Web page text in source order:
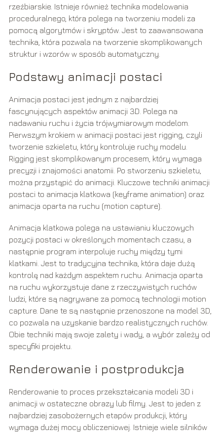
rzeźbiarskie. Istnieje również technika modelowania
proceduralnego, która polega na tworzeniu modeli za
pomocą algorytmów i skryptów. Jest to zaawansowana
technika, która pozwala na tworzenie skomplikowanych
struktur i wzorów w sposób automatyczny.
Podstawy animacji postaci
Animacja postaci jest jednym z najbardziej
fascynujących aspektów animacji 3D. Polega na
nadawaniu ruchu i życia trójwymiarowym modelom.
Pierwszym krokiem w animacji postaci jest rigging, czyli
tworzenie szkieletu, który kontroluje ruchy modelu.
Rigging jest skomplikowanym procesem, który wymaga
precyzji i znajomości anatomii. Po stworzeniu szkieletu,
można przystąpić do animacji. Kluczowe techniki animacji
postaci to animacja klatkowa (keyframe animation) oraz
animacja oparta na ruchu (motion capture).
Animacja klatkowa polega na ustawianiu kluczowych
pozycji postaci w określonych momentach czasu, a
następnie program interpoluje ruchy między tymi
klatkami. Jest to tradycyjna technika, która daje dużą
kontrolę nad każdym aspektem ruchu. Animacja oparta
na ruchu wykorzystuje dane z rzeczywistych ruchów
ludzi, które są nagrywane za pomocą technologii motion
capture. Dane te są następnie przenoszone na model 3D,
co pozwala na uzyskanie bardzo realistycznych ruchów.
Obie techniki mają swoje zalety i wady, a wybór zależy od
specyfiki projektu.
Renderowanie i postprodukcja
Renderowanie to proces przekształcania modeli 3D i
animacji w ostateczne obrazy lub filmy. Jest to jeden z
najbardziej zasobożernych etapów produkcji, który
wymaga dużej mocy obliczeniowej. Istnieje wiele silników